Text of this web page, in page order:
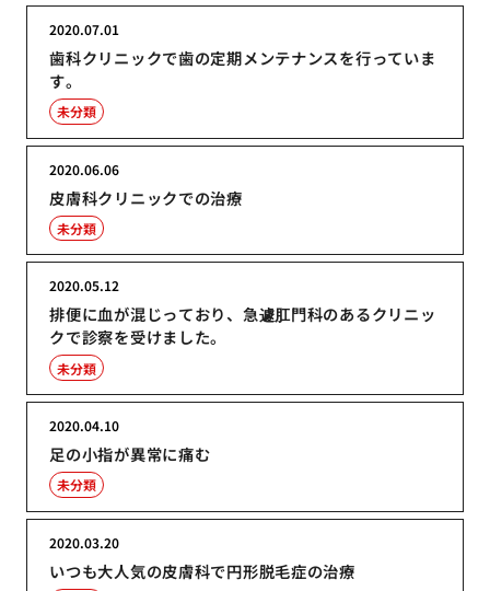
歯科クリニックで歯の定期メンテナンスを行っていま
す。
2020.07.01
未分類
皮膚科クリニックでの治療
2020.06.06
未分類
排便に血が混じっており、急遽肛門科のあるクリニッ
クで診察を受けました。
2020.05.12
未分類
足の小指が異常に痛む
2020.04.10
未分類
いつも大人気の皮膚科で円形脱毛症の治療
2020.03.20